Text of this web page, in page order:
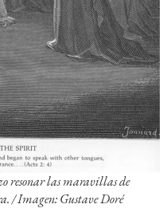
resonar las maravillas de
/ Imagen: Gustave Doré